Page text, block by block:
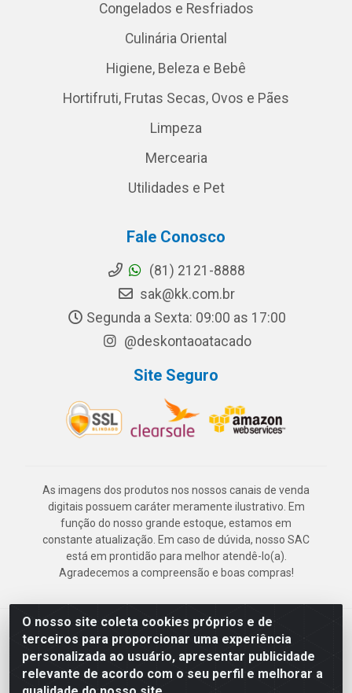
O nosso site coleta cookies próprios e de
terceiros para proporcionar uma experiência
personalizada ao usuário, apresentar publicidade
relevante de acordo com o seu perfil e melhorar a
Congelados e Resfriados
Culinária Oriental
Higiene, Beleza e Bebê
Hortifruti, Frutas Secas, Ovos e Pães
Limpeza
Mercearia
Utilidades e Pet
Fale Conosco
(81) 2121-8888
sak@kk.com.br
Segunda a Sexta: 09:00 as 17:00
@deskontaoatacado
Site Seguro
As imagens dos produtos nos nossos canais de venda
digitais possuem caráter meramente ilustrativo. Em
função do nosso grande estoque, estamos em
constante atualização. Em caso de dúvida, nosso SAC
está em prontidão para melhor atendê-lo(a).
Agradecemos a compreensão e boas compras!
Deskontão Atacado - Av. Marechal Mascarenhas de Morais, 2471 -
Imbiribeira - Recife/PE - CEP 51.150-001 - CNPJ 24.150.377/0003-
57